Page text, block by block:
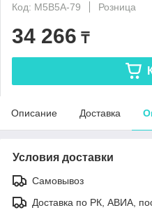
Код: M5B5A-79
Розница
34 266 ₸
Описание Доставка
Условия доставки
Самовывоз
Доставка по РК, АВИА,